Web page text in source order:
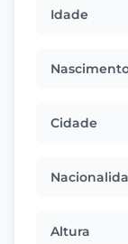
Idade
Cidade
Altura